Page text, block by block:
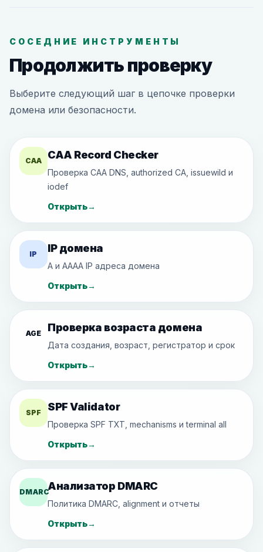
СОСЕДНИЕ ИНСТРУМЕНТЫ
Продолжить проверку
Выберите следующий шаг в цепочке проверки
домена или безопасности.
CAA CAA Record Checker
Проверка CAA DNS, authorized CA, issuewild и
iodef
Открыть→
IP IP домена
A и AAAA IP адреса домена
Открыть→
AGE Проверка возраста домена
Дата создания, возраст, регистратор и срок
Открыть→
SPF SPF Validator
Проверка SPF TXT, mechanisms и terminal all
Открыть→
DMARCАнализатор DMARC
Политика DMARC, alignment и отчеты
Открыть→